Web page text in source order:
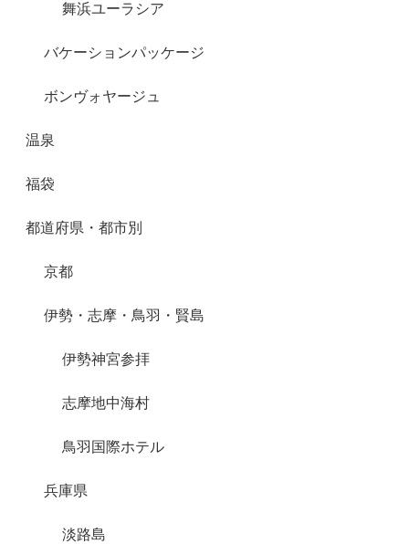
舞浜ユーラシア
バケーションパッケージ
ボンヴォヤージュ
温泉
福袋
都道府県・都市別
京都
伊勢・志摩・鳥羽・賢島
伊勢神宮参拝
志摩地中海村
鳥羽国際ホテル
兵庫県
淡路島